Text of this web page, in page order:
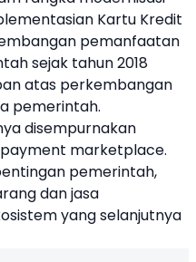
Kartu Kredit
pemanfaatan
sejak tahun 2018
atas perkembangan
pemerintah.
disempurnakan
marketplace.
pemerintah,
dan jasa
yang selanjutnya